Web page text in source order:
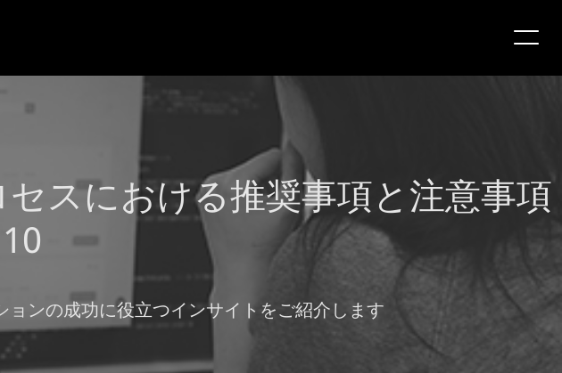
スにおける推奨事項と注意事項
ンの成功に役立つインサイトをご紹介します